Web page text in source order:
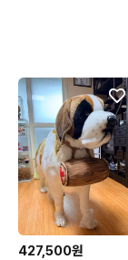
427,500원